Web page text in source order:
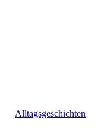
Alltagsgeschichten